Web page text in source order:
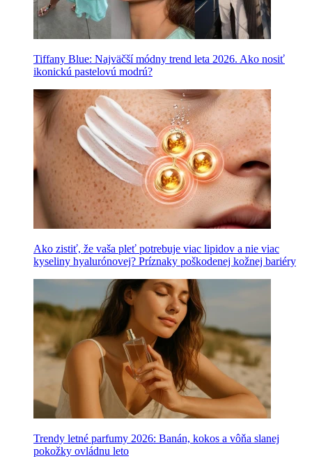
Tiffany Blue: Najväčší módny trend leta 2026. Ako nosiť
ikonickú pastelovú modrú?
Ako zistiť, že vaša pleť potrebuje viac lipidov a nie viac
kyseliny hyalurónovej? Príznaky poškodenej kožnej bariéry
Trendy letné parfumy 2026: Banán, kokos a vôňa slanej
pokožky ovládnu leto